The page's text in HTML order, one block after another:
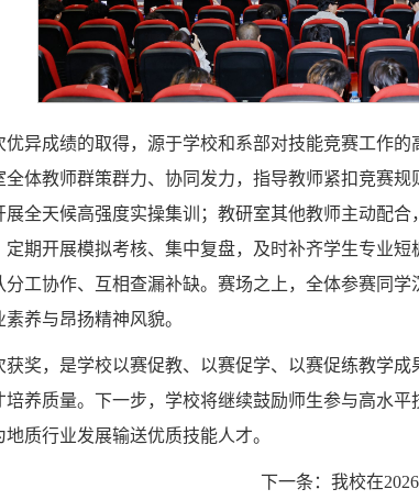
优异成绩的取得，源于学校和系部对技能竞赛工作
全体教师群策群力、协同发力，指导教师紧扣竞赛
展全天候高强度实操集训；教研室其他教师主动配
定期开展模拟考核、集中复盘，及时补齐学生专业
分工协作、互相查漏补缺。赛场之上，全体参赛同
养与昂扬精神风貌。
获奖，是学校以赛促教、以赛促学、以赛促练教学
培养质量。下一步，学校将继续鼓励师生参与高水
地质行业发展输送优质技能人才。
下一条： 我校在